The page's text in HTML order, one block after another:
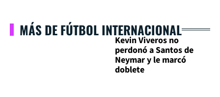
MÁS DE FÚTBOL INTERNACIONAL
Kevin Viveros no
perdonó a Santos de
Neymar y le marcó
doblete